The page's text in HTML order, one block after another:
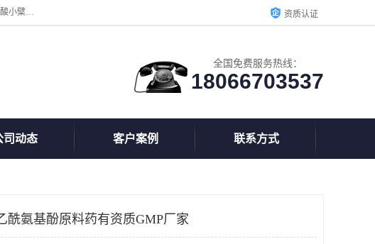
陕西盘龙翊海医药有限公司是一家民营科技型中小企业，公司核心专注医药原料药与药用辅料的批发，主营产品有人工牛黄、冰片、樟脑、盐酸小檗碱、氢氧化铝、枸橼酸喷托维林、甲硝唑、维生素B、维生素C、维生素E、克霉唑、利巴韦林、氯化铵等。 资质认证
全国免费服务热线：
18066703537
司动态 客户案例 联系方式
酰氨基酚原料药有资质GMP厂家